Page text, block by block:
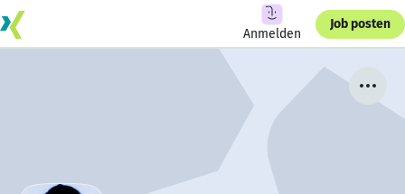
Anmelden
Job posten